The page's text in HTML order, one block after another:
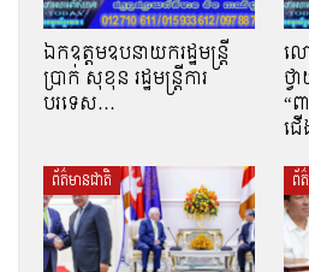
ឯកឧត្តមឧបនាយករដ្ឋមន្រ្តី
ប្រាក់ សុខុន រដ្ឋមន្រ្តីការ
បរទេស…
ល
ថ្
“
ជ
ព័ត៌មានជាតិ ព័